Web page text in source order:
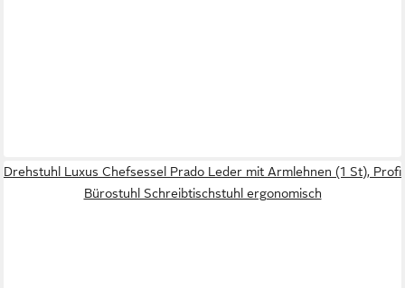
Drehstuhl Luxus Chefsessel Prado Leder mit Armlehnen (1 St), Profi
Bürostuhl Schreibtischstuhl ergonomisch